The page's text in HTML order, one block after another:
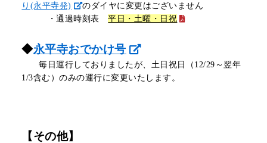
り(永平寺発)
のダイヤに変更はございません
・通過時刻表平日・土曜・日祝
◆永平寺おでかけ号
毎日運行しておりましたが、土日祝日（12/29～翌年
1/3含む）のみの運行に変更いたします。
【その他】